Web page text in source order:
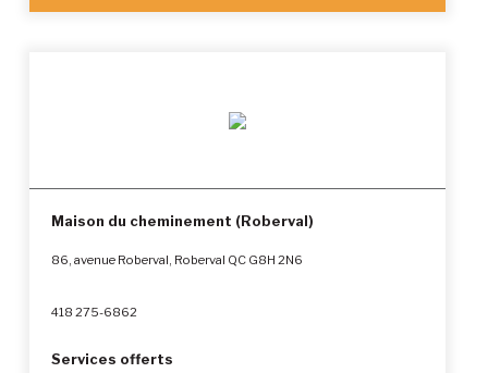
Maison du cheminement (Roberval)
86, avenue Roberval, Roberval QC G8H 2N6
418 275-6862
Services offerts